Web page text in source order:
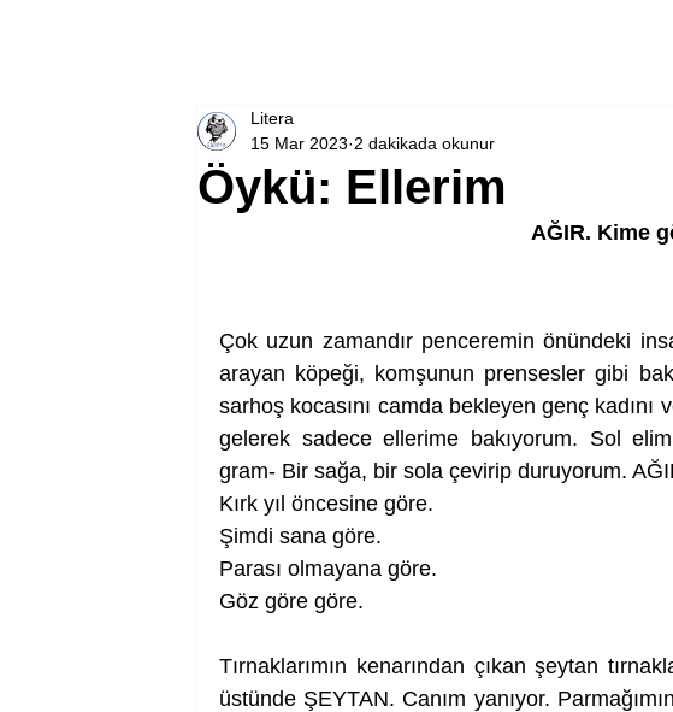
Öykü: Ellerim
Litera
15 Mar 2023 2 dakikada okunur
AĞIR. Kime
Çok uzun zamandır penceremin önündeki
arayan köpeği, komşunun prensesler gibi
sarhoş kocasını camda bekleyen genç
gelerek sadece ellerime bakıyorum. Sol
gram- Bir sağa, bir sola çevirip duruyorum.
Kırk yıl öncesine göre.
Şimdi sana göre.
Parası olmayana göre.
Göz göre göre.
Tırnaklarımın kenarından çıkan şeytan
üstünde ŞEYTAN. Canım yanıyor.